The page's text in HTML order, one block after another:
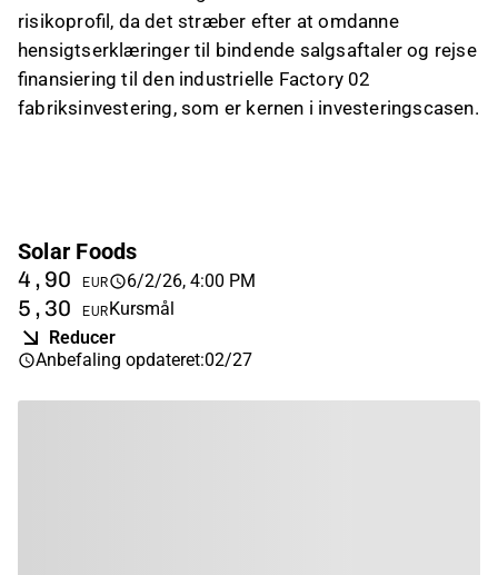
risikoprofil, da det stræber efter at omdanne
hensigtserklæringer til bindende salgsaftaler og rejse
finansiering til den industrielle Factory 02
fabriksinvestering, som er kernen i investeringscasen.
Solar Foods
4,90 EUR 6/2/26, 4:00 PM
5,30 EURKursmål
Reducer
Anbefaling opdateret:02/27